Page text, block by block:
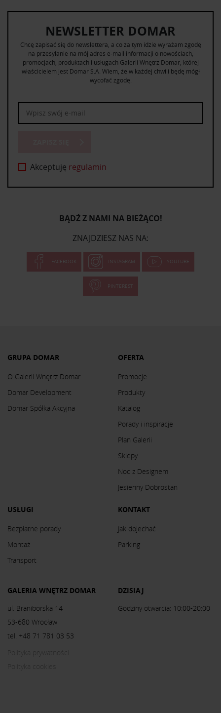
NEWSLETTER DOMAR
Chcę zapisać się do newslettera, a co za tym idzie wyrażam zgodę
na przesyłanie na mój adres e-mail informacji o nowościach,
promocjach, produktach i usługach Galerii Wnętrz Domar, której
właścicielem jest Domar S.A. Wiem, że w każdej chwili będę mógł
wycofać zgodę.
Akceptuję regulamin
BĄDŹ Z NAMI NA BIEŻĄCO!
ZNAJDZIESZ NAS NA:
FACEBOOK INSTAGRAM YOUTUBE
PINTEREST
GRUPA DOMAR
O Galerii Wnętrz Domar
Domar Development
Domar Spółka Akcyjna
OFERTA
Promocje
Produkty
Katalog
Porady i inspiracje
Plan Galerii
Sklepy
Noc z Designem
Jesienny Dobrostan
USŁUGI
Bezpłatne porady
Montaż
Transport
KONTAKT
Jak dojechać
Parking
GALERIA WNĘTRZ DOMAR
ul. Braniborska 14
53-680 Wrocław
tel. +48 71 781 03 53
DZISIAJ
Godziny otwarcia: 10:00-20:00